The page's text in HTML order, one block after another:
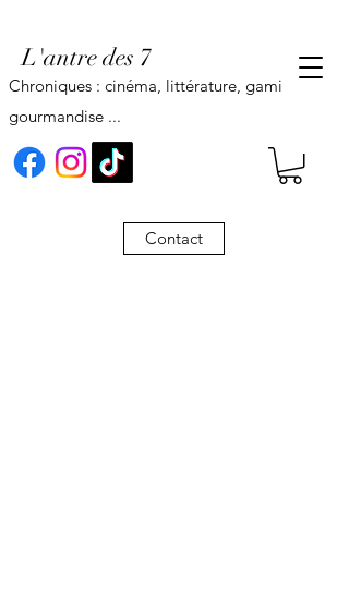
L'antre des 7
Contact
Chroniques : cinéma, littérature, gaming,
gourmandise ...